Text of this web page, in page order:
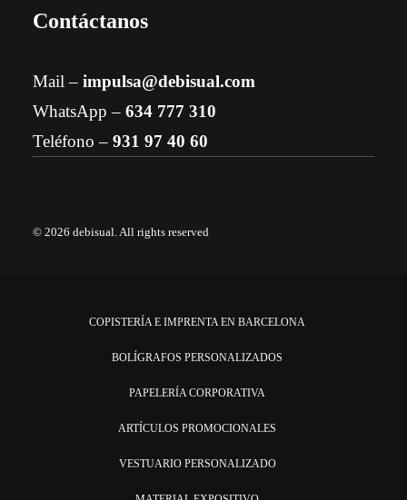
Contáctanos
Mail – impulsa@debisual.com
WhatsApp – 634 777 310
Teléfono – 931 97 40 60
© 2026 debisual.All rights reserved
COPISTERÍA E IMPRENTA EN BARCELONA
BOLÍGRAFOS PERSONALIZADOS
PAPELERÍA CORPORATIVA
ARTÍCULOS PROMOCIONALES
VESTUARIO PERSONALIZADO